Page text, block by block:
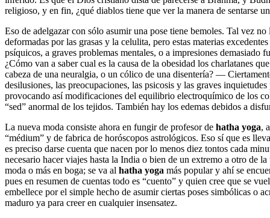
religioso, y en fin, ¿qué diablos tiene que ver la manera de sentarse
Eso de adelgazar con sólo asumir una pose tiene bemoles. Tal vez
deformadas por las grasas y la celulita, pero estas materias
psíquicos, a graves problemas mentales, o a impresiones demasiado
¿Cómo van a saber cual es la causa de la obesidad los charlatanes
cabeza de una neuralgia, o un cólico de una disentería? —
desilusiones, las preocupaciones, las psicosis y las graves
provocando así modificaciones del equilibrio electroquímico de los
“sed” anormal de los tejidos. También hay los edemas debidos a
La nueva moda consiste ahora en fungir de profesor de hatha yoga,
“médium” y de fabrica de horóscopos astrológicos. Eso sí que es
es preciso darse cuenta que nacen por lo menos diez tontos cada
necesario hacer viajes hasta la India o bien de un extremo a otro de
moda o más en boga; se va al hatha yoga más popular y ahí se
pues en resumen de cuentas todo es “cuento” y quien cree que se
embellece por el simple hecho de asumir ciertas poses simbólicas o
maduro ya para creer en cualquier insensatez.